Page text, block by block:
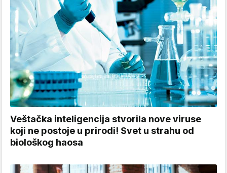
Veštačka inteligencija stvorila nove viruse
koji ne postoje u prirodi! Svet u strahu od
biološkog haosa